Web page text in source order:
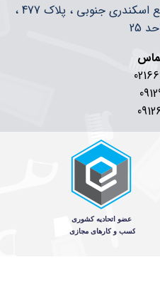
: تهران ،خیابان آزادی ، تقاطع اسکندری جنوبی ، پلاک 477 ،